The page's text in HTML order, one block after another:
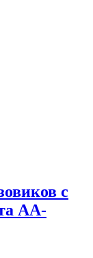
с
AA-